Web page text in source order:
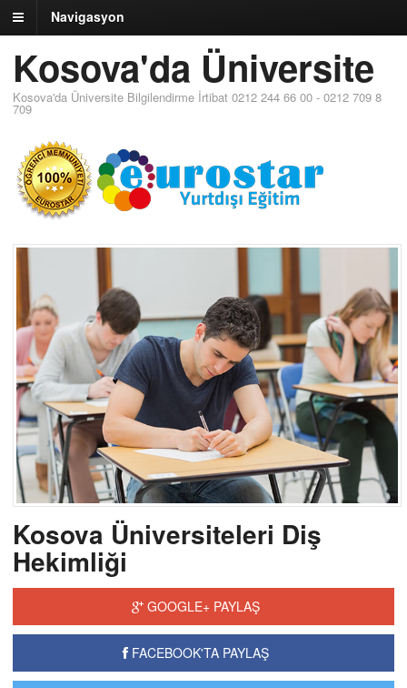
Navigasyon
Kosova'da Üniversite
Kosova'da Üniversite Bilgilendirme İrtibat 0212 244 66 00 - 0212 709 8
709
Kosova Üniversiteleri Diş
Hekimliği
GOOGLE+ PAYLAŞ
FACEBOOK'TA PAYLAŞ